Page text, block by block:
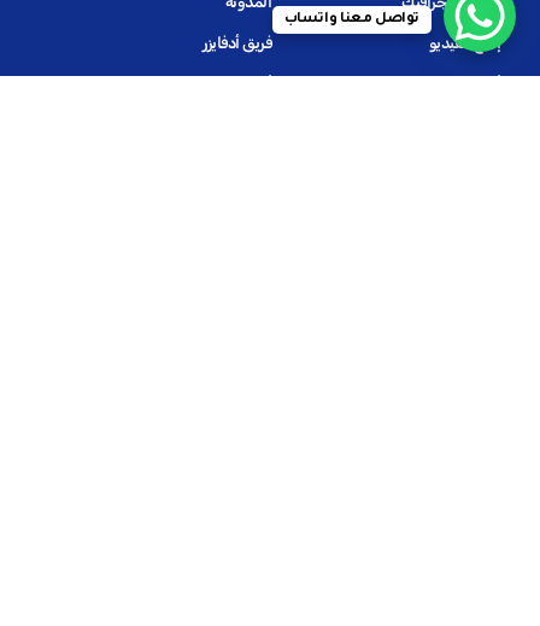
إنتاج الفيديو فريق أدفايزر
تواصل معنا واتساب